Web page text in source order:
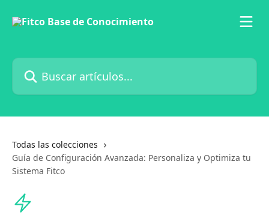
Buscar artículos...
Todas las colecciones
Guía de Configuración Avanzada: Personaliza y Optimiza tu
Sistema Fitco